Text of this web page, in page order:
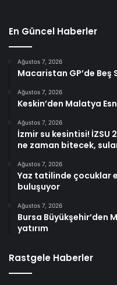
En Güncel Haberler
Ağustos 7, 2026
Macaristan GP’de Beş
Ağustos 7, 2026
Keskin’den Malatya
Ağustos 7, 2026
İzmir su kesintisi! İZSU
ne zaman bitecek,
Ağustos 7, 2026
Yaz tatilinde çocuklar
buluşuyor
Ağustos 7, 2026
Bursa Büyükşehir’den
yatırım
Rastgele Haberler